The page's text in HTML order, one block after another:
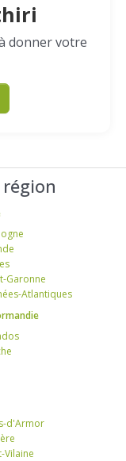
donner votre
Garonne
Atlantiques
d'Armor
Vilaine